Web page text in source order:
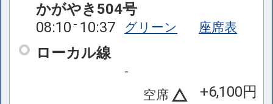
かがやき504号
08:10 10:37 グリーン 座席表
ローカル線
-
空席
+6,100円